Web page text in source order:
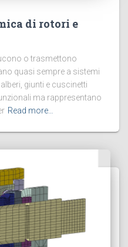
di rotori e
o trasmettono
quasi sempre a sistemi
giunti e cuscinetti
ma rappresentano
Read more…